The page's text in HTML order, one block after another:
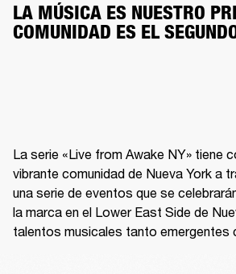
LA MÚSICA ES NUESTRO
COMUNIDAD ES EL
La serie «Live from Awake NY» tiene
vibrante comunidad de Nueva York a
una serie de eventos que se
la marca en el Lower East Side de
talentos musicales tanto emergentes